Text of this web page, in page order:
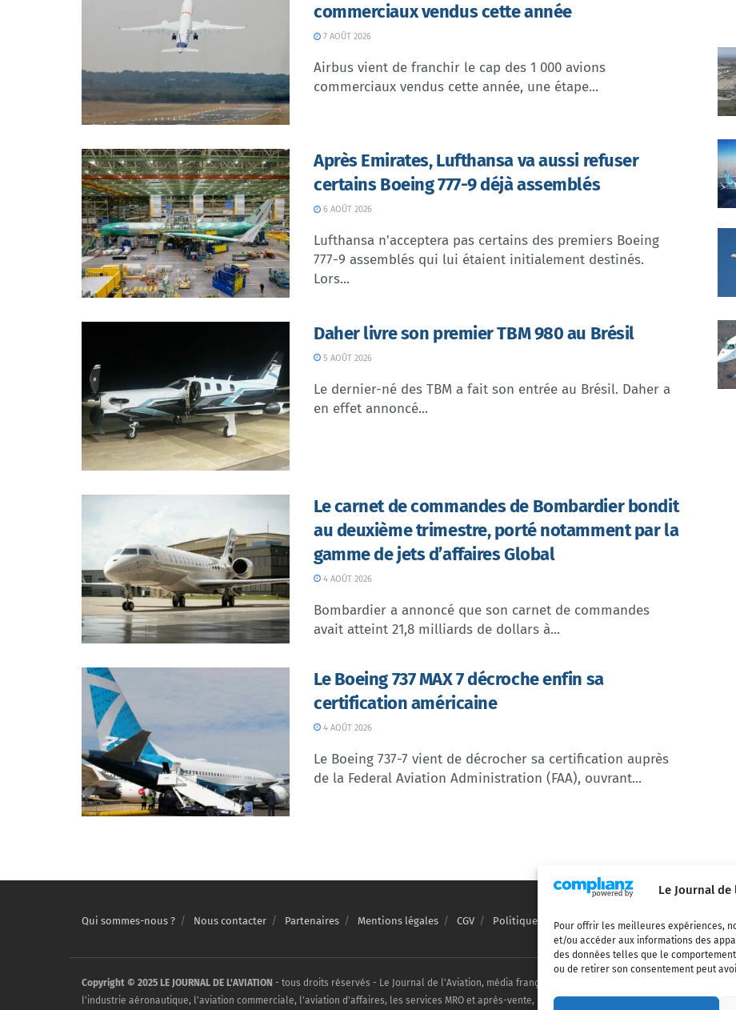
Le Journal
Pour offrir les meilleures expériences,
et/ou accéder aux informations des
des données telles que le
ou de retirer son consentement peut
commerciaux vendus cette année
7 AOÛT 2026
Airbus vient de franchir le cap des 1 000 avions
commerciaux vendus cette année, une étape...
Après Emirates, Lufthansa va aussi refuser
certains Boeing 777-9 déjà assemblés
6 AOÛT 2026
Lufthansa n'acceptera pas certains des premiers Boeing
777-9 assemblés qui lui étaient initialement destinés.
Lors...
Daher livre son premier TBM 980 au Brésil
5 AOÛT 2026
Le dernier-né des TBM a fait son entrée au Brésil. Daher a
en effet annoncé...
Le carnet de commandes de Bombardier bondit
au deuxième trimestre, porté notamment par la
gamme de jets d’affaires Global
4 AOÛT 2026
Bombardier a annoncé que son carnet de commandes
avait atteint 21,8 milliards de dollars à...
Le Boeing 737 MAX 7 décroche enfin sa
certification américaine
4 AOÛT 2026
Le Boeing 737-7 vient de décrocher sa certification auprès
de la Federal Aviation Administration (FAA), ouvrant...
Qui sommes-nous ? Nous contacter Partenaires Mentions légales CGV Politique de confidentialité
Copyright © 2025 LE JOURNAL DE L'AVIATION - tous droits réservés - Le Journal de l'Aviation, média français de référence couvrant l'actualité de
l'industrie aéronautique, l'aviation commerciale, l'aviation d'affaires, les services MRO et après-vente, le financement et la location d'aéronefs civils,